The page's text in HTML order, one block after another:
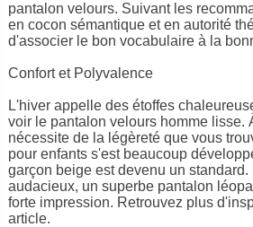
pantalon velours. Suivant les
en cocon sémantique et en autorité
d'associer le bon vocabulaire à la
Confort et Polyvalence
L'hiver appelle des étoffes
voir le pantalon velours homme lisse.
nécessite de la légèreté que vous
pour enfants s'est beaucoup
garçon beige est devenu un
audacieux, un superbe pantalon
forte impression. Retrouvez plus
article.